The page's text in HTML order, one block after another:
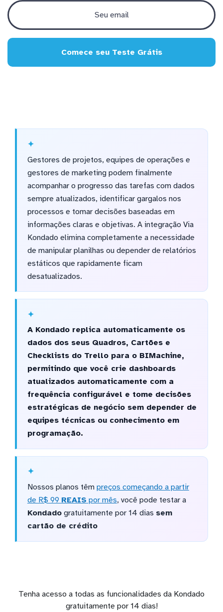
Comece seu Teste Grátis
Gestores de projetos, equipes de operações e
gestores de marketing podem finalmente
acompanhar o progresso das tarefas com dados
sempre atualizados, identificar gargalos nos
processos e tomar decisões baseadas em
informações claras e objetivas. A integração Via
Kondado elimina completamente a necessidade
de manipular planilhas ou depender de relatórios
estáticos que rapidamente ficam
desatualizados.
A Kondado replica automaticamente os
dados dos seus Quadros, Cartões e
Checklists do Trello para o BIMachine,
permitindo que você crie dashboards
atualizados automaticamente com a
frequência configurável e tome decisões
estratégicas de negócio sem depender de
equipes técnicas ou conhecimento em
programação.
Nossos planos têm preços começando a partir
de R$ 99 REAIS por mês, você pode testar a
Kondadogratuitamente por 14 dias sem
cartão de crédito
Tenha acesso a todas as funcionalidades da Kondado
gratuitamente por 14 dias!